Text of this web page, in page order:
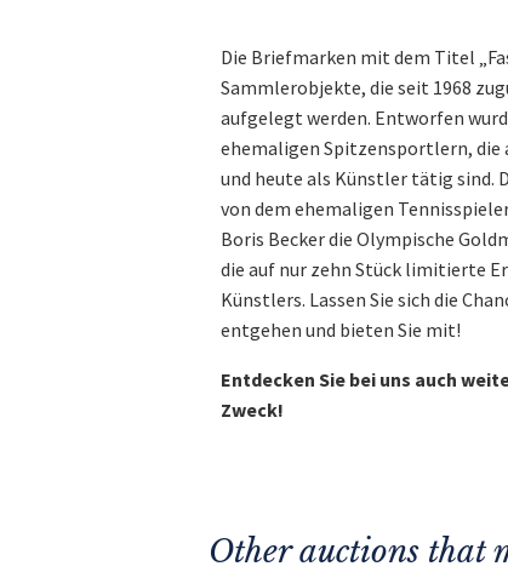
Die Briefmarken mit dem Titel
Sammlerobjekte, die seit 1968
aufgelegt werden. Entworfen
ehemaligen Spitzensportlern, die
und heute als Künstler tätig sind.
von dem ehemaligen
Boris Becker die Olympische
die auf nur zehn Stück limitierte
Künstlers. Lassen Sie sich die
entgehen und bieten Sie mit!
Entdecken Sie bei uns auch
Zweck!
Other auctions that